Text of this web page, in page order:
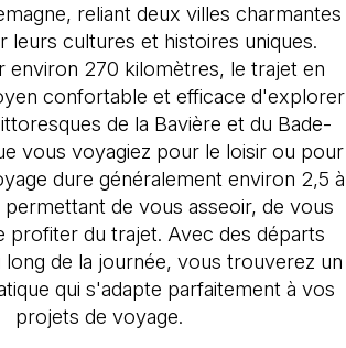
reliant deux villes charmantes
leurs cultures et histoires uniques.
environ 270 kilomètres, le trajet en
confortable et efficace d'explorer
de la Bavière et du Bade-
vous voyagiez pour le loisir ou pour
dure généralement environ 2,5 à
de vous asseoir, de vous
profiter du trajet. Avec des départs
long de la journée, vous trouverez un
qui s'adapte parfaitement à vos
projets de voyage.